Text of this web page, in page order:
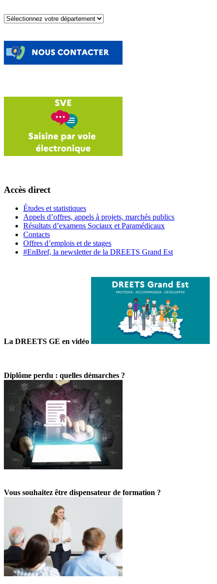
Accès direct
Études et statistiques
Appels d’offres, appels à projets, marchés publics
Résultats d’examens Sociaux et Paramédicaux
Contacts
Offres d’emplois et de stages
#EnBref, la newsletter de la DREETS Grand Est
La DREETS GE en vidéo
Diplôme perdu : quelles démarches ?
Vous souhaitez être dispensateur de formation ?